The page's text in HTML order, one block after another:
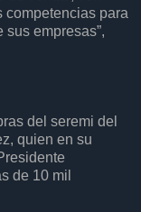
competencias para
empresas”,
del seremi del
quien en su
de 10 mil